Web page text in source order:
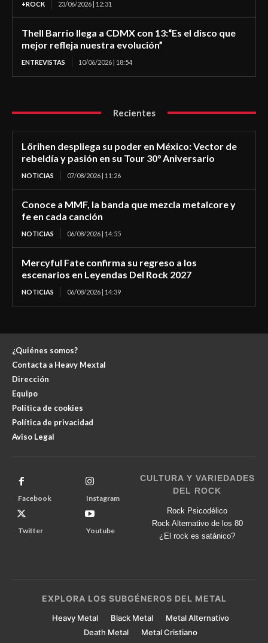
+ROCK 23/06/2026 | 12:31
Thell Barrio llega a CDMX con 13:“Es el disco que
mejor refleja nuestra evolución”
ENTREVISTAS 10/06/2026 | 18:54
Recientes
Lörihen despliega su poder en México: Vector de
rebeldía y pasión en su Tour 30° Aniversario
NOTICIAS 07/08/2026 | 11:26
Conoce a MMF, la banda que mezcla metalcore y
fe en cada canción
NOTICIAS 06/08/2026 | 14:55
Mercyful Fate confirma su regreso a los
escenarios en Leyendas Del Rock 2027
NOTICIAS 06/08/2026 | 14:39
¿Quiénes somos?
Contacta a Heavy Mextal
Dirección
Equipo
Política de cookies
Política de privacidad
Aviso Legal
Facebook Instagram
Twitter Youtube
CULTURA Y VARIEDADES
DEL ROCK
Rock Psicodélico
Rock Alternativo de los 80
¿El rock es satánico?
EXPLORA LOS SUBGÉNEROS DEL METAL
Heavy Metal Black Metal
Metal Alternativo
Death Metal
Metal Cristiano